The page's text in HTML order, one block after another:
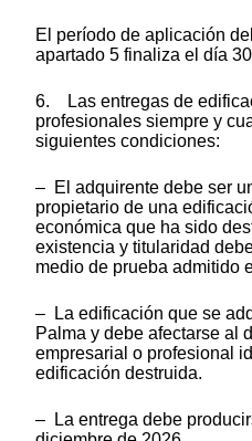
El período de aplicación
apartado 5 finaliza el día
6. Las entregas de
profesionales siempre y
siguientes condiciones:
– El adquirente debe ser
propietario de una
económica que ha sido
existencia y titularidad
medio de prueba admitido
– La edificación que se
Palma y debe afectarse al
empresarial o profesional
edificación destruida.
– La entrega debe